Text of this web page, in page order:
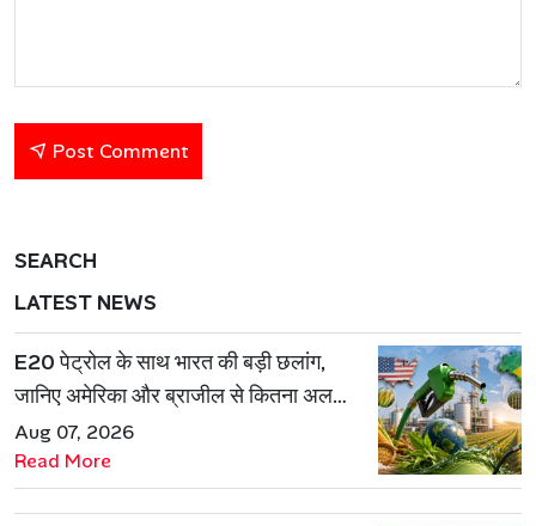
Post Comment
SEARCH
LATEST NEWS
E20 पेट्रोल के साथ भारत की बड़ी छलांग,
जानिए अमेरिका और ब्राजील से कितना अलग
है एथेनॉल मॉडल
Aug 07, 2026
Read More